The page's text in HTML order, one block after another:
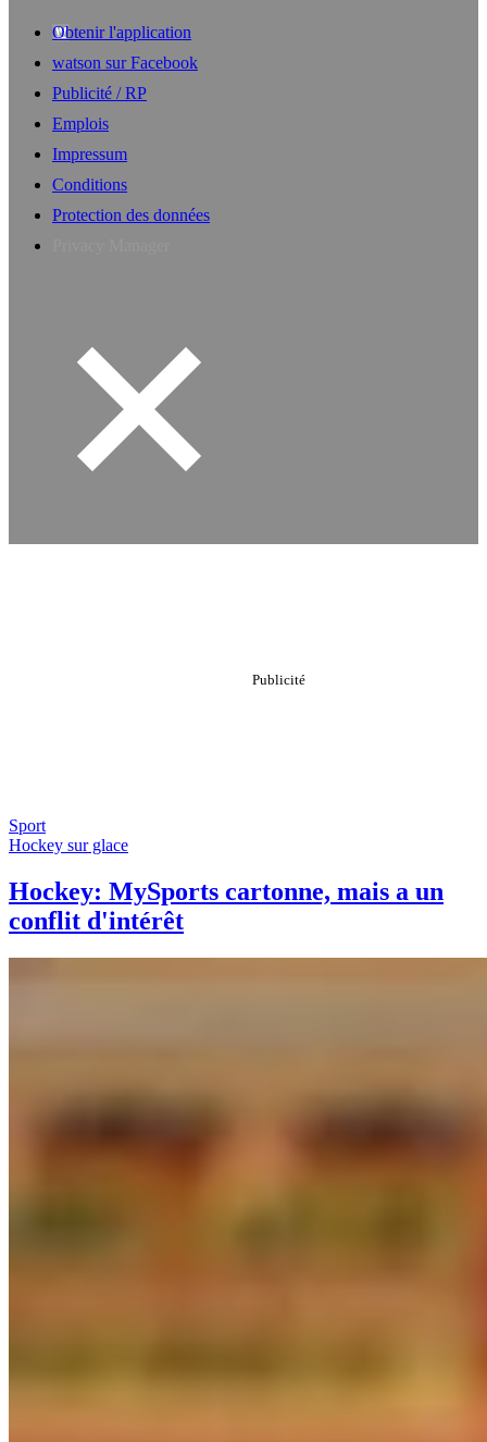
Obtenir l'application
watson sur Facebook
Publicité / RP
Emplois
Impressum
Conditions
Protection des données
Sport
Hockey sur glace
Hockey: MySports cartonne, mais a un
conflit d'intérêt